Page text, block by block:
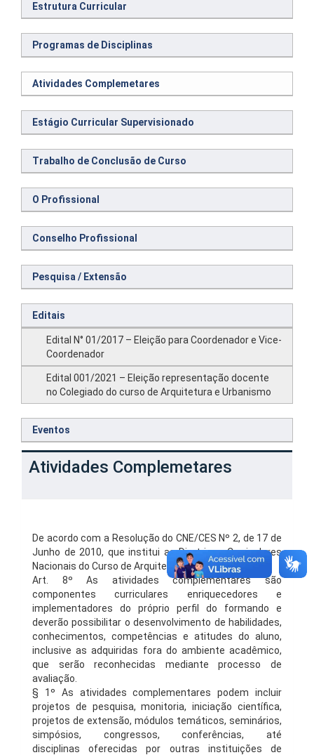
Estrutura Curricular
Programas de Disciplinas
Atividades Complemetares
Estágio Curricular Supervisionado
Trabalho de Conclusão de Curso
O Profissional
Conselho Profissional
Pesquisa / Extensão
Editais
Edital N° 01/2017 – Eleição para Coordenador e Vice-
Coordenador
Edital 001/2021 – Eleição representação docente
no Colegiado do curso de Arquitetura e Urbanismo
Eventos
Atividades Complemetares
De acordo com a Resolução do CNE/CES Nº 2, de 17 de
Junho de 2010, que institui as Diretrizes Curriculares
Nacionais do Curso de Arquitetura e Urbanismo:
Art. 8º As atividades complementares são
componentes curriculares enriquecedores e
implementadores do próprio perfil do formando e
deverão possibilitar o desenvolvimento de habilidades,
conhecimentos, competências e atitudes do aluno,
inclusive as adquiridas fora do ambiente acadêmico,
que serão reconhecidas mediante processo de
avaliação.
§ 1º As atividades complementares podem incluir
projetos de pesquisa, monitoria, iniciação científica,
projetos de extensão, módulos temáticos, seminários,
simpósios, congressos, conferências, até
disciplinas oferecidas por outras instituições de